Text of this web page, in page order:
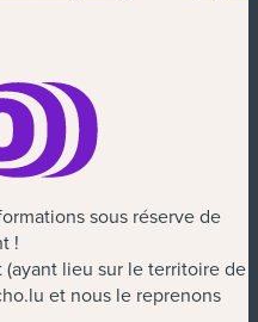
sous réserve de
!
lieu sur le territoire de
et nous le reprenons